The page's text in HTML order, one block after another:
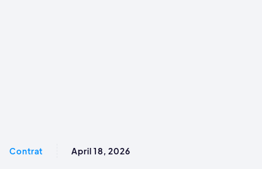
Contrat April 18, 2026